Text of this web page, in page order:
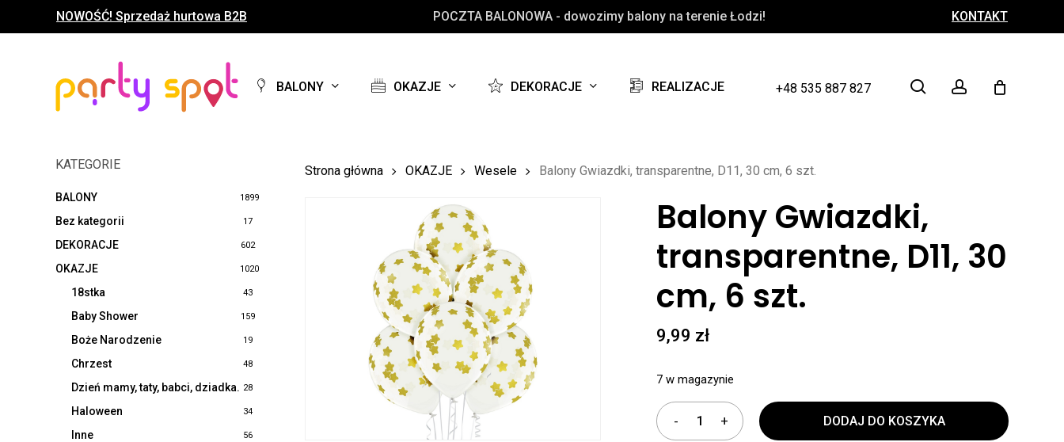
NOWOŚĆ! Sprzedaż hurtowa B2B POCZTA BALONOWA - dowozimy balony na terenie Łodzi! KONTAKT
BALONY OKAZJE DEKORACJE REALIZACJE +48 535 887 827 search account
Koszyk Close
KATEGORIE
BALONY 1899
Bez kategorii 17
DEKORACJE 602
OKAZJE 1020
18stka 43
Baby Shower 159
Boże Narodzenie 19
Chrzest 48
Dzień mamy, taty, babci, dziadka. 28
Haloween 34
Inne 56
Strona główna OKAZJE Wesele Balony Gwiazdki, transparentne, D11, 30 cm, 6 szt.
Balony Gwiazdki,
transparentne, D11, 30
cm, 6 szt.
9,99 zł
7 w magazynie
DODAJ DO KOSZYKA